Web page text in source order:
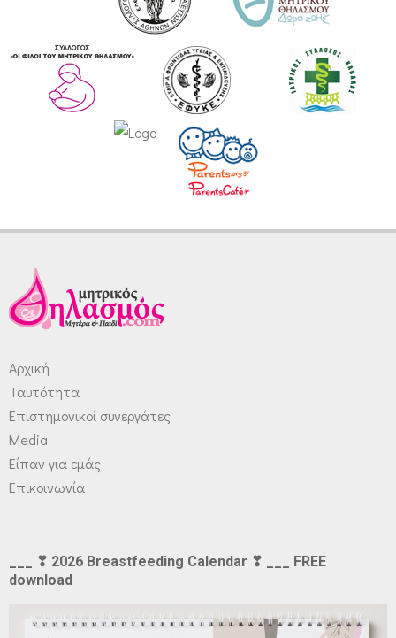
Αρχική
Ταυτότητα
Επιστημονικοί συνεργάτες
Media
Είπαν για εμάς
Επικοινωνία
___ ❣ 2026 Breastfeeding Calendar ❣ ___ FREE
download